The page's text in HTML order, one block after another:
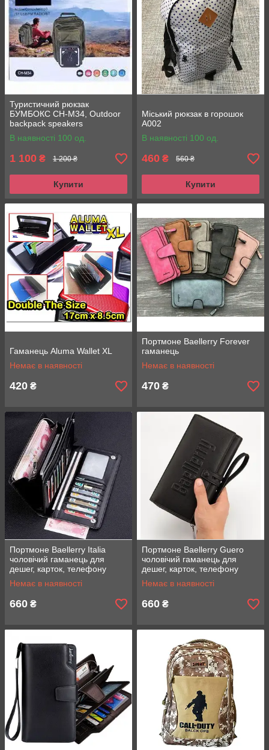
Туристичний рюкзак
БУМБОКС CH-M34, Оutdoor
backpack speakers
В наявності 100 од.
1 100 ₴ 1 200 ₴
Купити
Міський рюкзак в горошок
А002
В наявності 100 од.
460 ₴ 560 ₴
Купити
Гаманець Aluma Wallet XL
Немає в наявності
420 ₴
Портмоне Baellerry Forever
гаманець
Немає в наявності
470 ₴
Портмоне Baellerry Italia
чоловічий гаманець для
дешег, карток, телефону
Немає в наявності
660 ₴
Портмоне Baellerry Guero
чоловічий гаманець для
дешег, карток, телефону
Немає в наявності
660 ₴